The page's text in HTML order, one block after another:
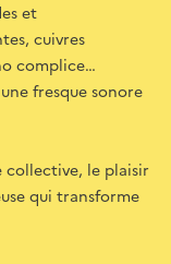
et
cuivres
complice…
fresque sonore
collective, le plaisir
qui transforme